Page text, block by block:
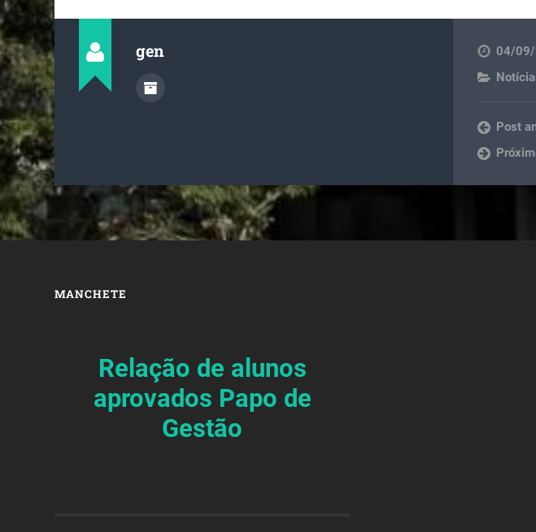
gen
04/
Post
MANCHETE
Relação de alunos
aprovados Papo de
Gestão